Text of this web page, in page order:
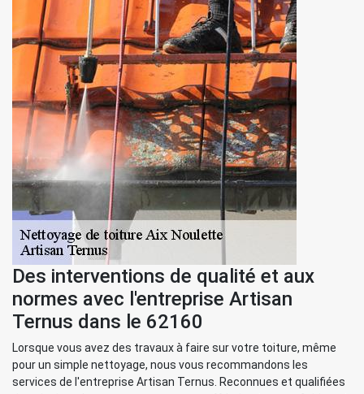
Des interventions de qualité et aux
normes avec l'entreprise Artisan
Ternus dans le 62160
Lorsque vous avez des travaux à faire sur votre toiture, même
pour un simple nettoyage, nous vous recommandons les
services de l'entreprise Artisan Ternus. Reconnues et qualifiées